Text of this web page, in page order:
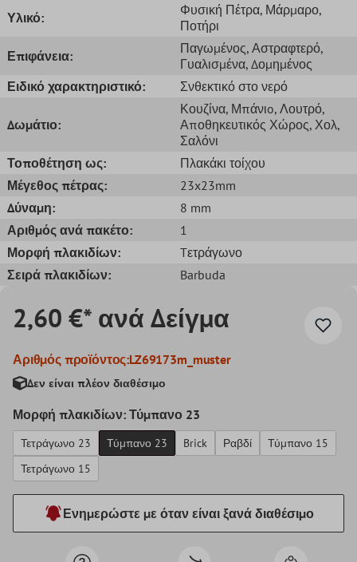
Υλικό:
Φυσική Πέτρα, Μάρμαρο,
Ποτήρι
Επιφάνεια:
Παγωμένος, Αστραφτερό,
Γυαλισμένα, Δομημένος
Ειδικό χαρακτηριστικό:
Σνθεκτικό στο νερό
Δωμάτιο:
Κουζίνα, Μπάνιo, Λουτρό,
Αποθηκευτικός Χώρος, Χολ,
Σαλόνι
Τοποθέτηση ως:
Πλακάκι τοίχου
Μέγεθος πέτρας:
23x23mm
Δύναμη:
8 mm
Αριθμός ανά πακέτο:
1
Μορφή πλακιδίων:
Tετράγωνο
Σειρά πλακιδίων:
Barbuda
2,60 €* ανά Δείγμα
Αριθμός προϊόντος:LZ69173m_muster
Δεν είναι πλέον διαθέσιμο
Μορφή πλακιδίων: Τύμπανο 23
Τετράγωνο 23 Τύμπανο 23 Brick Ραβδί
Τύμπανο 15
Τετράγωνο 15
Ενημερώστε με όταν είναι ξανά διαθέσιμο